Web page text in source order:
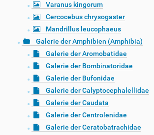
Varanus kingorum
Cercocebus chrysogaster
Mandrillus leucophaeus
Galerie der Amphibien (Amphibia)
Galerie der Aromobatidae
Galerie der Bombinatoridae
Galerie der Bufonidae
Galerie der Calyptocephalellidae
Galerie der Caudata
Galerie der Centrolenidae
Galerie der Ceratobatrachidae